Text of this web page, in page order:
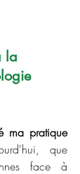
la
ma pratique
que